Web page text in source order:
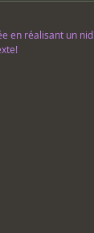
en réalisant un nid